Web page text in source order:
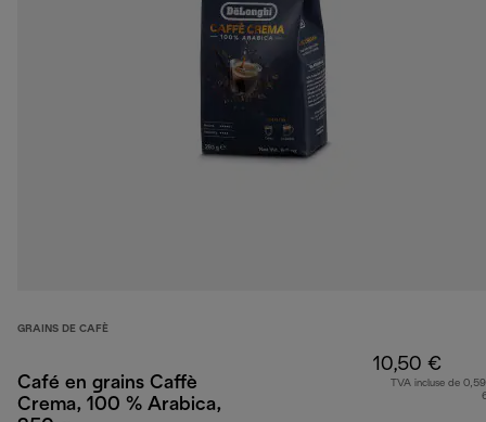
GRAINS DE CAFÈ
Café en grains Caffè
Crema, 100 % Arabica,
10,50 €
TVA incluse de